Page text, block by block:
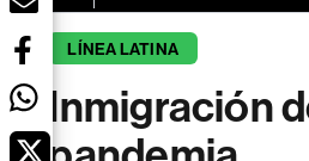
LÍNEA LATINA
Inmigración